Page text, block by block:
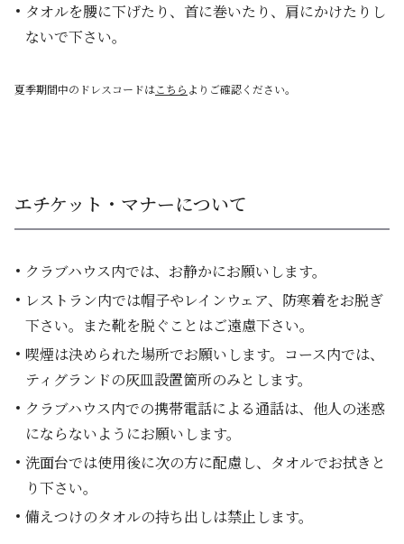
タオルを腰に下げたり、首に巻いたり、肩にかけたりし
ないで下さい。
夏季期間中のドレスコードはこちら よりご確認ください。
エチケット・マナーについて
クラブハウス内では、お静かにお願いします。
レストラン内では帽子やレインウェア、防寒着をお脱ぎ
下さい。また靴を脱ぐことはご遠慮下さい。
喫煙は決められた場所でお願いします。コース内では、
ティグランドの灰皿設置箇所のみとします。
クラブハウス内での携帯電話による通話は、他人の迷惑
にならないようにお願いします。
洗面台では使用後に次の方に配慮し、タオルでお拭きと
り下さい。
備えつけのタオルの持ち出しは禁止します。